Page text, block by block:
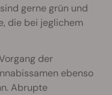
gerne grün und
die bei jeglichem
der
ebenso
Abrupte